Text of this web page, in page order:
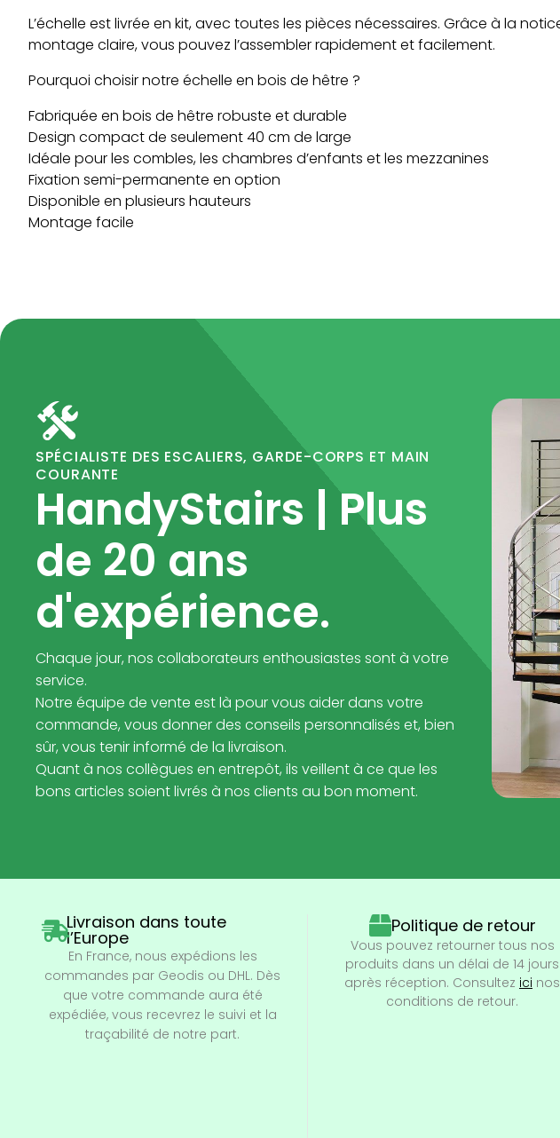
L’échelle est livrée en kit, avec toutes les pièces nécessaires. Grâce à la
montage claire, vous pouvez l’assembler rapidement et facilement.
Pourquoi choisir notre échelle en bois de hêtre ?
Fabriquée en bois de hêtre robuste et durable
Design compact de seulement 40 cm de large
Idéale pour les combles, les chambres d’enfants et les mezzanines
Fixation semi-permanente en option
Disponible en plusieurs hauteurs
Montage facile
SPÉCIALISTE DES ESCALIERS, GARDE-CORPS ET MAIN
COURANTE
HandyStairs | Plus
de 20 ans
d'expérience.
Chaque jour, nos collaborateurs enthousiastes sont à votre
service.
Notre équipe de vente est là pour vous aider dans votre
commande, vous donner des conseils personnalisés et, bien
sûr, vous tenir informé de la livraison.
Quant à nos collègues en entrepôt, ils veillent à ce que les
bons articles soient livrés à nos clients au bon moment.
Livraison dans toute
l’Europe
En France, nous expédions les
commandes par Geodis ou DHL. Dès
que votre commande aura été
expédiée, vous recevrez le suivi et la
traçabilité de notre part.
Politique de retour
Vous pouvez retourner tous nos
produits dans un délai de 14 jours
après réception. Consultez ici nos
conditions de retour.